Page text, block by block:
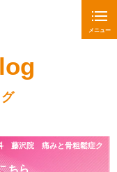
メニュー
藤沢院 痛みと骨粗鬆症ク
ちら